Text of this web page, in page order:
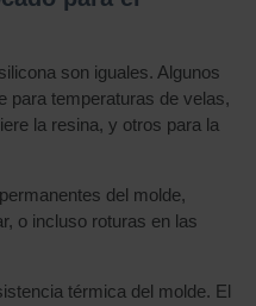
son iguales. Algunos
para temperaturas de velas,
la resina, y otros para la
del molde,
o incluso roturas en las
térmica del molde. El